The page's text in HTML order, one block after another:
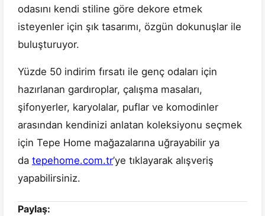
odasını kendi stiline göre dekore etmek
isteyenler için şık tasarımı, özgün dokunuşlar ile
buluşturuyor.
Yüzde 50 indirim fırsatı ile genç odaları için
hazırlanan gardıroplar, çalışma masaları,
şifonyerler, karyolalar, puflar ve komodinler
arasından kendinizi anlatan koleksiyonu seçmek
için Tepe Home mağazalarına uğrayabilir ya
da tepehome.com.tr’ye tıklayarak alışveriş
yapabilirsiniz.
Paylaş: